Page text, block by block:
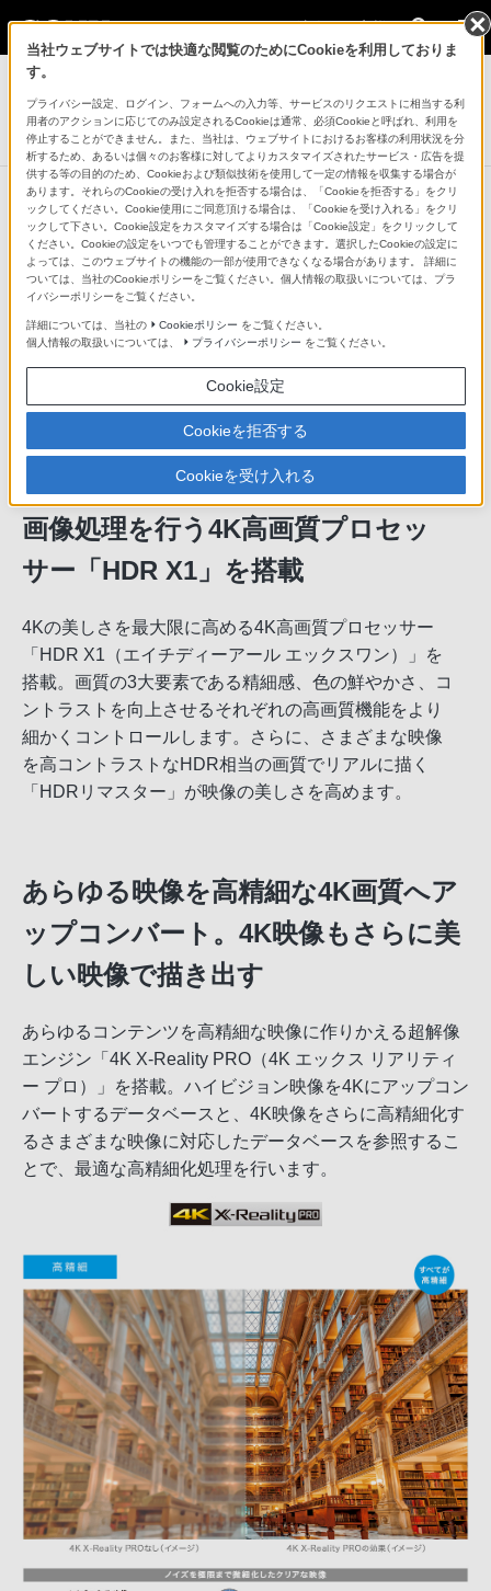
法人のお客様
業務用ディスプレイ・テレビ[法人向け] ブラビア
4K液晶テレビ 法人向けブラビア
X8550G/BZシリーズ
映像信号を高精度に分析し、最適な
画像処理を行う4K高画質プロセッ
サー「HDR X1」を搭載
4Kの美しさを最大限に高める4K高画質プロセッサー
「HDR X1（エイチディーアール エックスワン）」を
搭載。画質の3大要素である精細感、色の鮮やかさ、コ
ントラストを向上させるそれぞれの高画質機能をより
細かくコントロールします。さらに、さまざまな映像
を高コントラストなHDR相当の画質でリアルに描く
「HDRリマスター」が映像の美しさを高めます。
あらゆる映像を高精細な4K画質へア
ップコンバート。4K映像もさらに美
しい映像で描き出す
あらゆるコンテンツを高精細な映像に作りかえる超解像
エンジン「4K X-Reality PRO（4K エックス リアリティ
ー プロ）」を搭載。ハイビジョン映像を4Kにアップコン
バートするデータベースと、4K映像をさらに高精細化す
るさまざまな映像に対応したデータベースを参照するこ
とで、最適な高精細化処理を行います。
当社ウェブサイトでは快適な閲覧のためにCookieを利用しておりま
す。
プライバシー設定、ログイン、フォームへの入力等、サービスのリクエストに相当する利
用者のアクションに応じてのみ設定されるCookieは通常、必須Cookieと呼ばれ、利用を
停止することができません。また、当社は、ウェブサイトにおけるお客様の利用状況を分
析するため、あるいは個々のお客様に対してよりカスタマイズされたサービス・広告を提
供する等の目的のため、Cookieおよび類似技術を使用して一定の情報を収集する場合が
あります。それらのCookieの受け入れを拒否する場合は、「Cookieを拒否する」をクリ
ックしてください。Cookie使用にご同意頂ける場合は、「Cookieを受け入れる」をクリ
ックして下さい。Cookie設定をカスタマイズする場合は「Cookie設定」をクリックして
ください。Cookieの設定をいつでも管理することができます。選択したCookieの設定に
よっては、このウェブサイトの機能の一部が使用できなくなる場合があります。 詳細に
ついては、当社のCookieポリシーをご覧ください。個人情報の取扱いについては、プラ
イバシーポリシーをご覧ください。
詳細については、当社の Cookieポリシー をご覧ください。
個人情報の取扱いについては、
プライバシーポリシー をご覧ください。
Cookie設定
Cookieを拒否する
Cookieを受け入れる